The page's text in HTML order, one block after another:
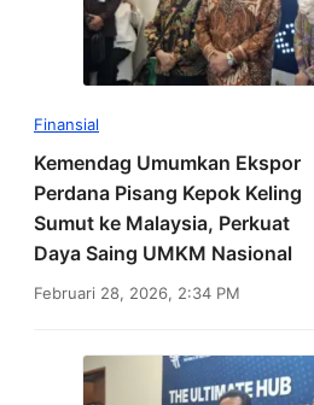
Finansial
Kemendag Umumkan Ekspor
Perdana Pisang Kepok Keling
Sumut ke Malaysia, Perkuat
Daya Saing UMKM Nasional
Februari 28, 2026, 2:34 PM